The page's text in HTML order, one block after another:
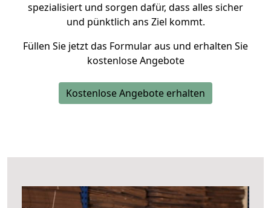
spezialisiert und sorgen dafür, dass alles sicher
und pünktlich ans Ziel kommt.
Füllen Sie jetzt das Formular aus und erhalten Sie
kostenlose Angebote
Kostenlose Angebote erhalten